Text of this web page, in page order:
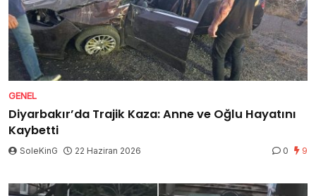
GENEL
Diyarbakır’da Trajik Kaza: Anne ve Oğlu Hayatını
Kaybetti
SoleKinG 22 Haziran 2026 0 9